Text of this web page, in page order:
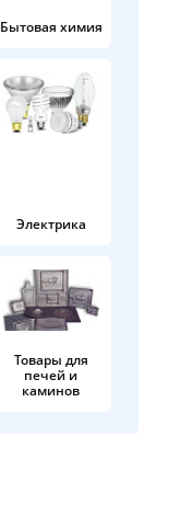
Бытовая химия
Электрика
Товары для
печей и
каминов